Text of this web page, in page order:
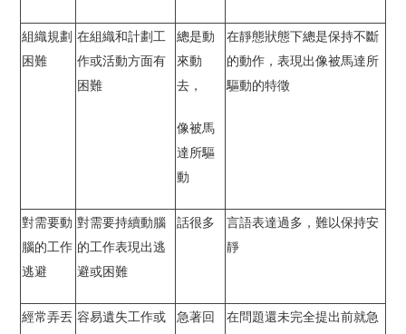
組織規劃
困難
在組織和計劃工
作或活動方面有
困難
總是動
來動
去，
像被馬
達所驅
動
在靜態狀態下總是保持不斷
的動作，表現出像被馬達所
驅動的特徵
對需要動
腦的工作
逃避
對需要持續動腦
的工作表現出逃
避或困難
話很多
言語表達過多，難以保持安
靜
經常弄丟 容易遺失工作或
急著回
在問題還未完全提出前就急